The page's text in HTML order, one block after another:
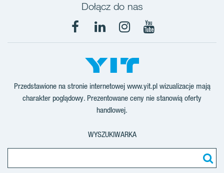
Dołącz do nas
Facebook
LinkedInInstagram
YouTube
Przedstawione na stronie internetowej www.yit.pl wizualizacje mają
charakter poglądowy. Prezentowane ceny nie stanowią oferty
handlowej.
WYSZUKIWARKA